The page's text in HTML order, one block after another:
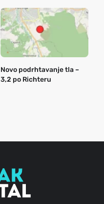
Novo podrhtavanje tla –
3,2 po Richteru